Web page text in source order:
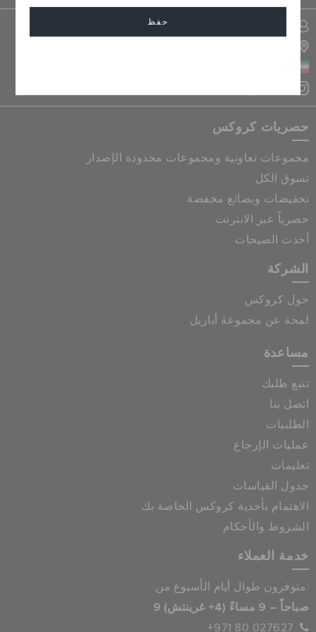
حفظ
حصريات كروكس
مجموعات تعاونية ومجموعات محدودة الإصدار
تسوق الكل
تخفيضات وبضائع مخفضة
حصرياً عبر الانترنت
أحدث الصيحات
الشركة
حول كروكس
لمحة عن مجموعة أباريل
مساعدة
تتبع طلبك
اتصل بنا
الطلبيات
عمليات الإرجاع
تعليمات
جدول القياسات
الاهتمام بأحذية كروكس الخاصة بك
الشروط والأحكام
خدمة العملاء
متوفرون طوال أيام الأسبوع من:
9 صباحاً – 9 مساءً (4+ غرينتش)
+971 80 027627